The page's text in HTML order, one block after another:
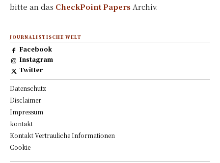
bitte an das CheckPoint Papers Archiv.
JOURNALISTISCHE WELT
Facebook
Instagram
Twitter
Datenschutz
Disclaimer
Impressum
kontakt
Kontakt Vertrauliche Informationen
Cookie